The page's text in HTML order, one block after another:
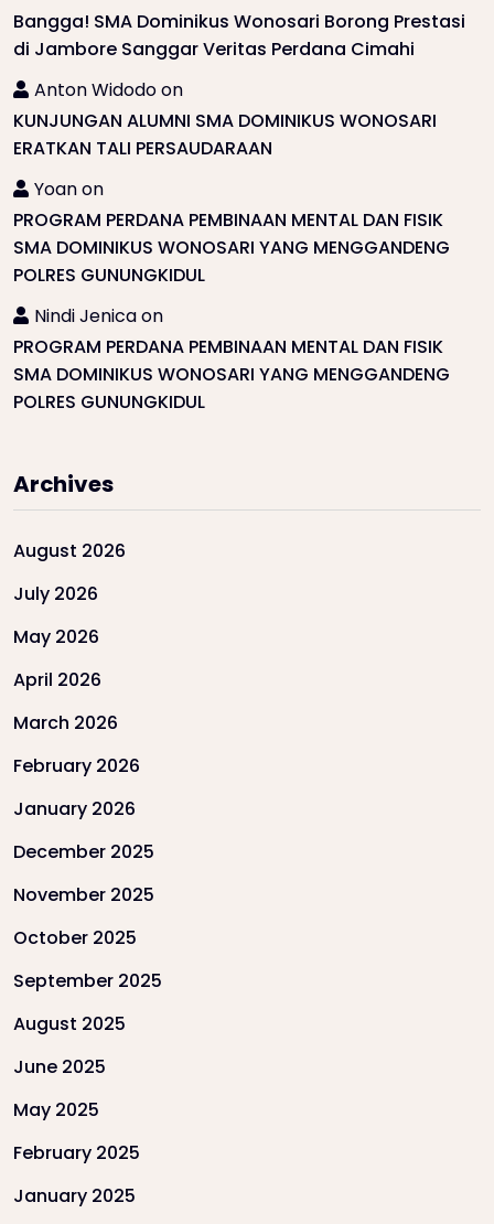
Bangga! SMA Dominikus Wonosari Borong Prestasi
di Jambore Sanggar Veritas Perdana Cimahi
Anton Widodoon
KUNJUNGAN ALUMNI SMA DOMINIKUS WONOSARI
ERATKAN TALI PERSAUDARAAN
Yoanon
PROGRAM PERDANA PEMBINAAN MENTAL DAN FISIK
SMA DOMINIKUS WONOSARI YANG MENGGANDENG
POLRES GUNUNGKIDUL
Nindi Jenicaon
PROGRAM PERDANA PEMBINAAN MENTAL DAN FISIK
SMA DOMINIKUS WONOSARI YANG MENGGANDENG
POLRES GUNUNGKIDUL
Archives
August 2026
July 2026
May 2026
April 2026
March 2026
February 2026
January 2026
December 2025
November 2025
October 2025
September 2025
August 2025
June 2025
May 2025
February 2025
January 2025